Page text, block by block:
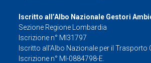
Iscritto all’Albo Nazionale Gestori
Sezione Regione Lombardia
Iscrizione n° MI31797
Iscritto all’Albo Nazionale per il Trasporto
Iscrizione n° MI-0884798-E.